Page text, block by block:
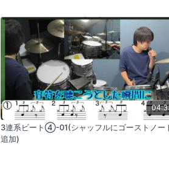
3連系ビート④-01(シャッフルにゴーストノー
追加)